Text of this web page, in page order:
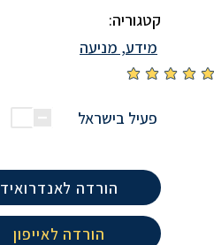
קטגוריה:
מידע, מניעה
אין עדיין דירוגים
פעיל בישראל
הורדה לאנדרואיד
הורדה לאייפון